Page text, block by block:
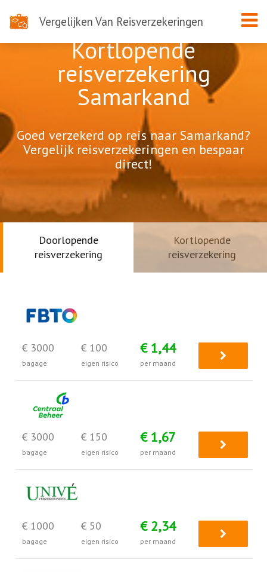
Vergelijken Van Reisverzekeringen
Kortlopende
reisverzekering
Samarkand
Goed verzekerd op reis naar Samarkand?
Vergelijk reisverzekeringen en bespaar
direct!
Doorlopende
reisverzekering
Kortlopende
reisverzekering
€ 3000
bagage
€ 100
eigen risico
€ 1,44
per maand
€ 3000
bagage
€ 150
eigen risico
€ 1,67
per maand
€ 1000
bagage
€ 50
eigen risico
€ 2,34
per maand